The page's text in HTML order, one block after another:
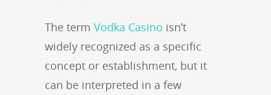
The term Vodka Casino isn’t
widely recognized as a specific
concept or establishment, but it
can be interpreted in a few